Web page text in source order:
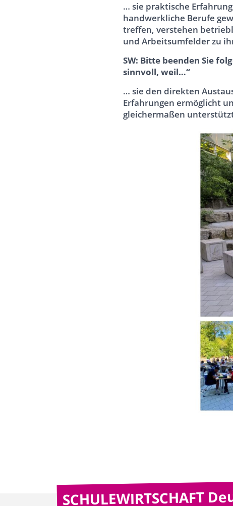
… sie praktische
handwerkliche Berufe
treffen, verstehen
und Arbeitsumfelder zu
SW: Bitte beenden Sie
sinnvoll, weil…“
… sie den direkten
Erfahrungen ermöglicht
gleichermaßen
SCHULEWIRTSCHAFT